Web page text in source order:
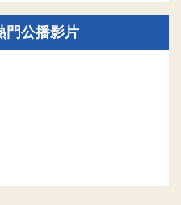
門公播影片